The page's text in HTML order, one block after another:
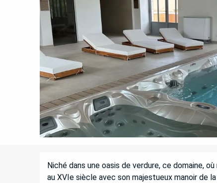
DESCRIPTION
Niché dans une oasis de verdure, ce domaine,
au XVIe siècle avec son majestueux manoir de